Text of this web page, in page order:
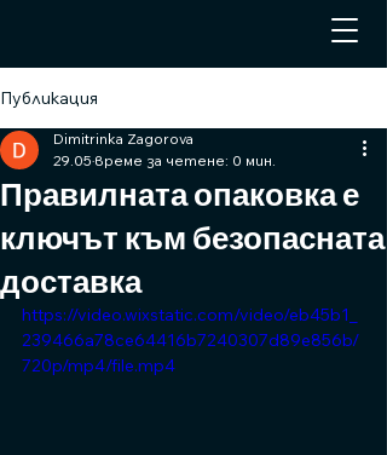
Публикация
Правилната опаковка е
ключът към безопасната
доставка
Dimitrinka Zagorova
29.05 време за четене: 0 мин.
https://video.wixstatic.com/video/eb45b1_
239466a78ce64416b7240307d89e856b/
720p/mp4/file.mp4